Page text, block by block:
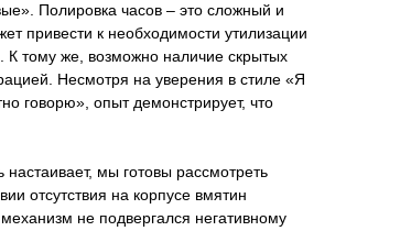
Полировка часов – это сложный и
привести к необходимости утилизации
К тому же, возможно наличие скрытых
Несмотря на уверения в стиле «Я
говорю», опыт демонстрирует, что
мы готовы рассмотреть
отсутствия на корпусе вмятин
не подвергался негативному